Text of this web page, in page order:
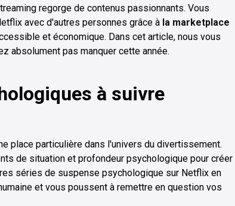
regorge de contenus passionnants. Vous
avec d'autres personnes grâce à la marketplace
et économique. Dans cet article, nous vous
absolument pas manquer cette année.
à suivre
place particulière dans l'univers du divertissement.
de situation et profondeur psychologique pour créer
séries de suspense psychologique sur Netflix en
et vous poussent à remettre en question vos